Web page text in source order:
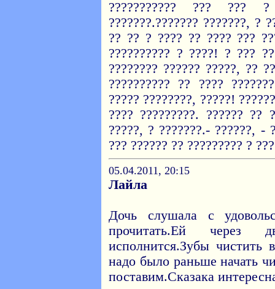
??????????? ??? ??? ?
???????.??????? ???????, ?
?? ?? ? ???? ?? ???? ???
?????????? ? ????! ? ???
???????? ?????? ?????, ??
?????????? ?? ????
????? ????????, ?????!
???? ?????????. ?????? ??
?????, ? ???????.- ??????, -
??? ?????? ?? ????????? ?
05.04.2011, 20:15
Лайла
Дочь слушала с
прочитать.Ей
исполнится.Зубы чистить
надо было раньше начать
поставим.Сказака